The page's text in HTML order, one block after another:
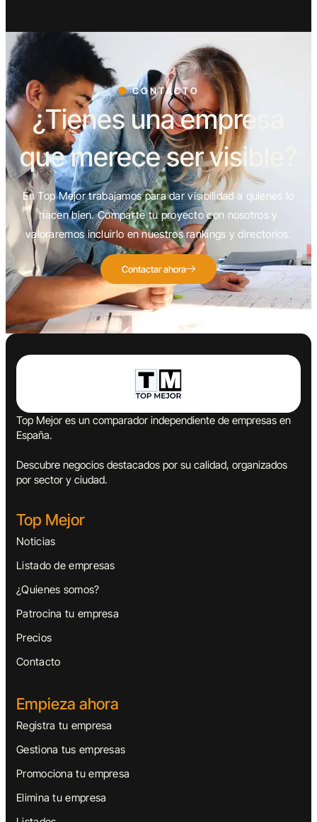
CONTACTO
¿Tienes una empresa
que merece ser visible?
En Top Mejor trabajamos para dar visibilidad a quienes lo
hacen bien. Comparte tu proyecto con nosotros y
valoraremos incluirlo en nuestros rankings y directorios.
Contactar ahora
Top Mejor es un comparador independiente de empresas en
España.
Descubre negocios destacados por su calidad, organizados
por sector y ciudad.
Top Mejor
Noticias
Listado de empresas
¿Quienes somos?
Patrocina tu empresa
Precios
Contacto
Empieza ahora
Registra tu empresa
Gestiona tus empresas
Promociona tu empresa
Elimina tu empresa